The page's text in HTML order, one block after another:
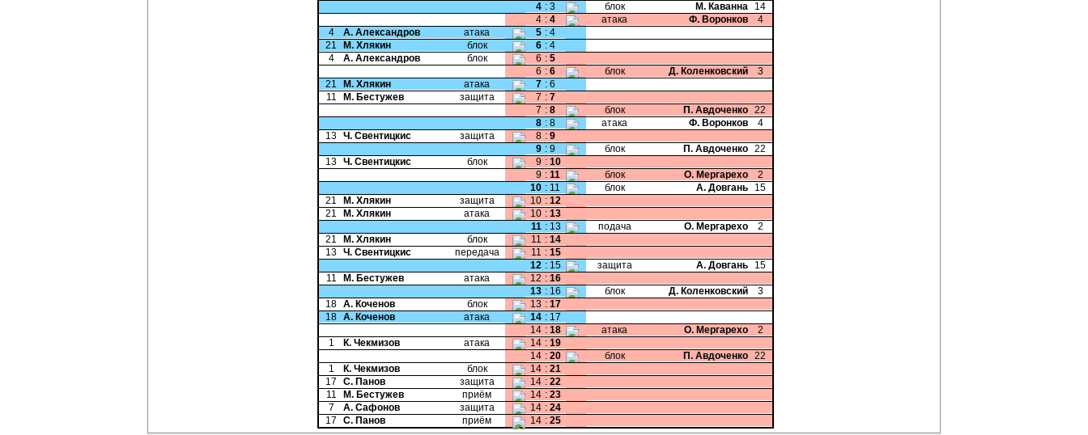
4 : 3 блок М. Каванна
14
4 : 4 атака Ф. Воронков
4
4
А. Александров атака 5 : 4
21
М. Хлякин блок 6 : 4
4
А. Александров блок 6 : 5
6 : 6 блок Д. Коленковский
3
21
М. Хлякин атака 7 : 6
11
М. Бестужев защита 7 : 7
7 : 8 блок П. Авдоченко 22
8 : 8 атака Ф. Воронков
4
13 Ч. Свентицкис защита 8 : 9
9 : 9 блок П. Авдоченко 22
13 Ч. Свентицкис блок 9 : 10
9 : 11 блок О. Мергарехо
2
10 : 11 блок А. Довгань
15
21
М. Хлякин защита 10 : 12
21
М. Хлякин атака 10 : 13
11 : 13 подача О. Мергарехо
2
21
М. Хлякин блок 11 : 14
13 Ч. Свентицкис передача 11 : 15
12 : 15 защита А. Довгань
15
11
М. Бестужев атака 12 : 16
13 : 16 блок Д. Коленковский
3
18 А. Коченов блок 13 : 17
18 А. Коченов атака 14 : 17
14 : 18 атака О. Мергарехо
2
1
К. Чекмизов атака 14 : 19
14 : 20 блок П. Авдоченко 22
1
К. Чекмизов блок 14 : 21
17
С. Панов защита 14 : 22
11
М. Бестужев приём 14 : 23
7
А. Сафонов защита 14 : 24
17
С. Панов приём 14 : 25